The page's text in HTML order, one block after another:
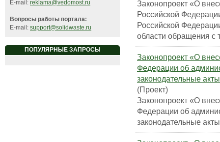
E-mail: reklama@vedomost.ru
Вопросы работы портала:
E-mail: support@solidwaste.ru
ПОПУЛЯРНЫЕ ЗАПРОСЫ
Законопроект «О
Российской
Российской
области обращения
Законопроект «О
Федерации об
законодательные
(Проект)
Законопроект «О
Федерации об
законодательные